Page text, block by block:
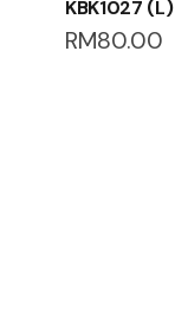
KBK1027 (L)
RM80.00